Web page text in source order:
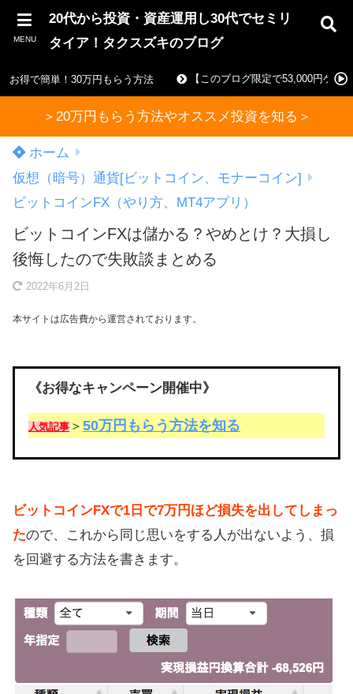
MENU
20代から投資・資産運用し30代でセミリ
タイア！タクスズキのブログ
お得で簡単！30万円もらう方法 【このブログ限定で53,000円ゲッ
＞20万円もらう方法やオススメ投資を知る＞
ホーム
仮想（暗号）通貨[ビットコイン、モナーコイン]
ビットコインFX（やり方、MT4アプリ）
ビットコインFXは儲かる？やめとけ？大損し
後悔したので失敗談まとめる
2022年6月2日
本サイトは広告費から運営されております。
《お得なキャンペーン開催中》
人気記事 ＞ 50万円もらう方法を知る
ビットコインFXで1日で7万円ほど損失を出してしまっ
たので、これから同じ思いをする人が出ないよう、損
を回避する方法を書きます。